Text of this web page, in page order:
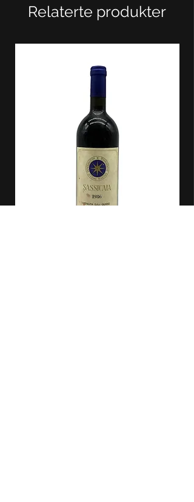
Relaterte produkter